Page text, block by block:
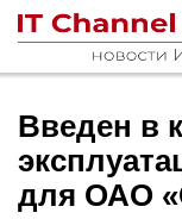
Введен в
для ОАО